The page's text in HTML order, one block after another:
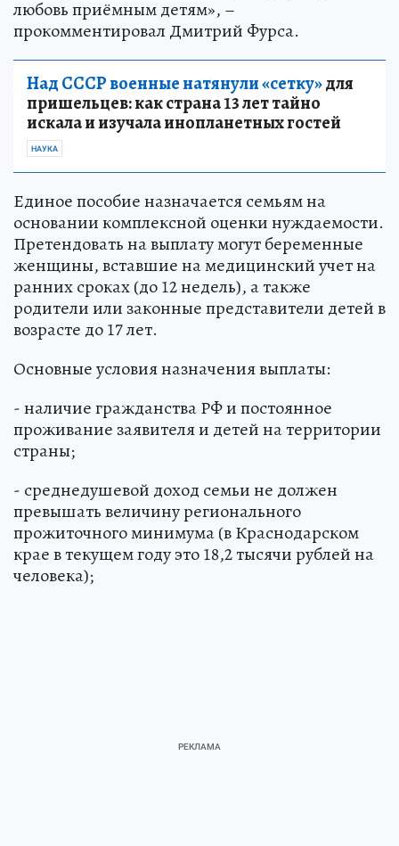
любовь приёмным детям», –
прокомментировал Дмитрий Фурса.
Над СССР военные натянули «сетку»для
пришельцев: как страна 13 лет тайно
искала и изучала инопланетных гостей
НАУКА
Единое пособие назначается семьям на
основании комплексной оценки нуждаемости.
Претендовать на выплату могут беременные
женщины, вставшие на медицинский учет на
ранних сроках (до 12 недель), а также
родители или законные представители детей в
возрасте до 17 лет.
Основные условия назначения выплаты:
- наличие гражданства РФ и постоянное
проживание заявителя и детей на территории
страны;
- среднедушевой доход семьи не должен
превышать величину регионального
прожиточного минимума (в Краснодарском
крае в текущем году это 18,2 тысячи рублей на
человека);